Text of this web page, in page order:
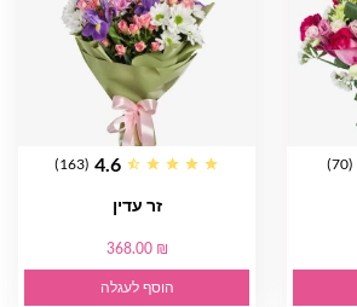
(70)
4.6
(163)
זר עדין
368.00 ₪
הוסף לעגלה